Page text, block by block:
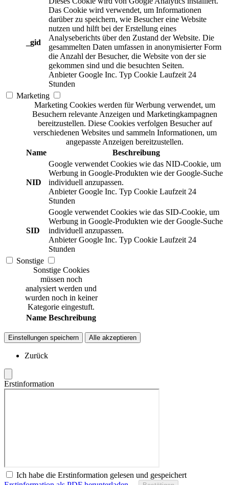
_gid
Das Cookie wird verwendet, um Informationen
darüber zu speichern, wie Besucher eine Website
nutzen und hilft bei der Erstellung eines
Analyseberichts über den Zustand der Website. Die
gesammelten Daten umfassen in anonymisierter Form
die Anzahl der Besucher, die Website von der sie
gekommen sind und die besuchten Seiten.
Anbieter Google Inc. Typ Cookie Laufzeit 24
Stunden
Marketing
Marketing Cookies werden für Werbung verwendet, um
Besuchern relevante Anzeigen und Marketingkampagnen
bereitzustellen. Diese Cookies verfolgen Besucher auf
verschiedenen Websites und sammeln Informationen, um
angepasste Anzeigen bereitzustellen.
Name
Beschreibung
NID
Google verwendet Cookies wie das NID-Cookie, um
Werbung in Google-Produkten wie der Google-Suche
individuell anzupassen.
Anbieter Google Inc. Typ Cookie Laufzeit 24
Stunden
SID
Google verwendet Cookies wie das SID-Cookie, um
Werbung in Google-Produkten wie der Google-Suche
individuell anzupassen.
Anbieter Google Inc. Typ Cookie Laufzeit 24
Stunden
Sonstige
Sonstige Cookies
müssen noch
analysiert werden und
wurden noch in keiner
Kategorie eingestuft.
Name Beschreibung
Einstellungen speichern Alle akzeptieren
Zurück
Erstinformation
Ich habe die Erstinformation gelesen und gespeichert